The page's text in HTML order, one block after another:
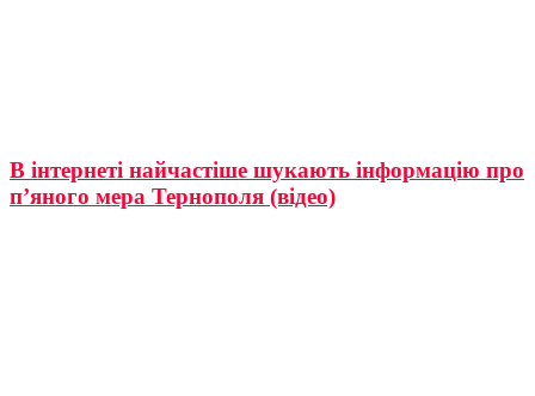
В інтернеті найчастіше шукають інформацію про
п’яного мера Тернополя (відео)